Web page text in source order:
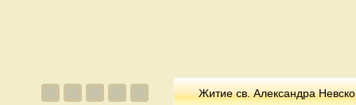
Житие св. Александра